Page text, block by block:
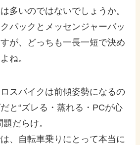
多いのではないでしょうか。
パックとメッセンジャーバッ
が、どっちも一長一短で決め
ね。
スバイクは前傾姿勢になるの
と“ズレる・蒸れる・PCが心
だらけ。
、自転車乗りにとって本当に